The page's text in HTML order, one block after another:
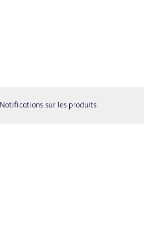
Notifications sur les produits